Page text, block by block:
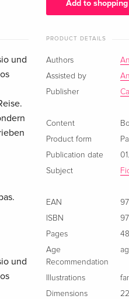
Add to
und
und
PRODUCT DETAILS
Authors
Assisted by
Publisher
Content
Product form
Publication date
Subject
EAN
ISBN
Pages
48
Age
Recommendation
Illustrations
Dimensions